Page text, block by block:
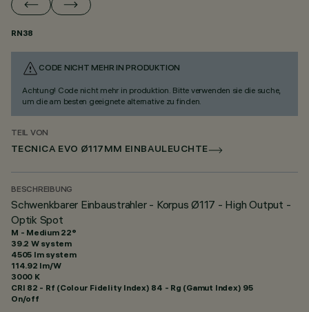
RN38
CODE NICHT MEHR IN PRODUKTION
Achtung! Code nicht mehr in produktion. Bitte verwenden sie die suche,
um die am besten geeignete alternative zu finden.
TEIL VON
TECNICA EVO Ø117MM EINBAULEUCHTE
BESCHREIBUNG
Schwenkbarer Einbaustrahler - Korpus Ø117 - High Output -
Optik Spot
M - Medium 22°
39.2 W system
4505 lm system
114.92 lm/W
3000 K
CRI 82 - Rf (Colour Fidelity Index) 84 - Rg (Gamut Index) 95
On/off